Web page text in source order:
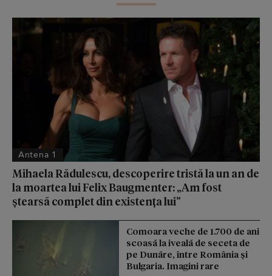
Antena 1
Mihaela Rădulescu, descoperire tristă la un an de
la moartea lui Felix Baugmenter: „Am fost
ștearsă complet din existența lui”
Comoara veche de 1.700 de ani
scoasă la iveală de seceta de
pe Dunăre, între România şi
Bulgaria. Imagini rare